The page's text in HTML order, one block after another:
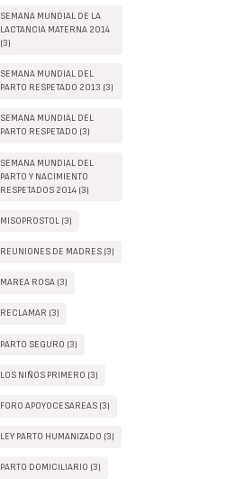
SEMANA MUNDIAL DE LA
LACTANCIA MATERNA 2014
(3)
SEMANA MUNDIAL DEL
PARTO RESPETADO 2013 (3)
SEMANA MUNDIAL DEL
PARTO RESPETADO (3)
SEMANA MUNDIAL DEL
PARTO Y NACIMIENTO
RESPETADOS 2014 (3)
MISOPROSTOL (3)
REUNIONES DE MADRES (3)
MAREA ROSA (3)
RECLAMAR (3)
PARTO SEGURO (3)
LOS NIÑOS PRIMERO (3)
FORO APOYOCESAREAS (3)
LEY PARTO HUMANIZADO (3)
PARTO DOMICILIARIO (3)